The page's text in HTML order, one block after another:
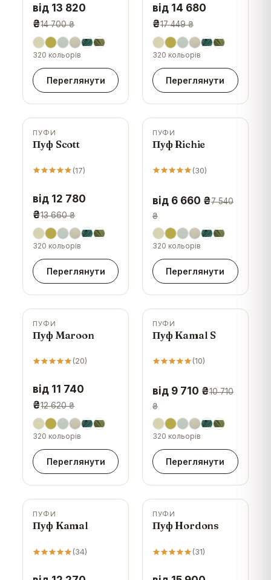
від 13 820
₴14 700 ₴
320 кольорів
Переглянути
від 14 680
₴17 449 ₴
320 кольорів
Переглянути
-6%
ПУФИ
Пуф Scott
(17)
від 12 780
₴13 660 ₴
320 кольорів
Переглянути
-12%
ПУФИ
Пуф Richie
(30)
від 6 660 ₴7 540
₴
320 кольорів
Переглянути
-7%
ПУФИ
Пуф Maroon
(20)
від 11 740
₴12 620 ₴
320 кольорів
Переглянути
-9%
ПУФИ
Пуф Kamal S
(10)
від 9 710 ₴10 710
₴
320 кольорів
Переглянути
-8%
ПУФИ
Пуф Kamal
(34)
-5%
ПУФИ
Пуф Hordons
(31)